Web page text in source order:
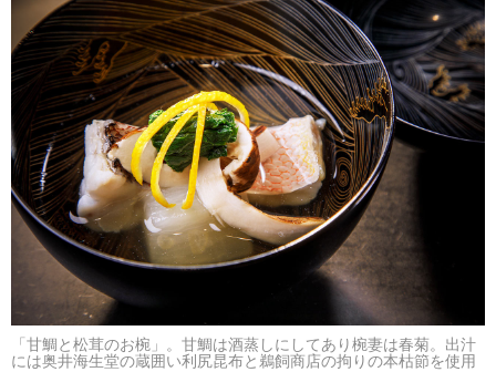
「甘鯛と松茸のお椀」。甘鯛は酒蒸しにしてあり椀妻は春菊。出汁
には奥井海生堂の蔵囲い利尻昆布と鵜飼商店の拘りの本枯節を使用